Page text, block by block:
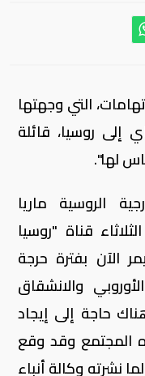
التي وجهتها
إلى روسيا، قائلة
لها".
الروسية ماريا
قناة "روسيا
الآن بفترة حرجة
والانشقاق
حاجة إلى إيجاد
المجتمع وقد وقع
نشرته وكالة أنباء